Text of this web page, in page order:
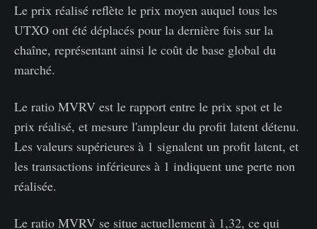
Le prix réalisé reflète le prix moyen auquel tous les
UTXO ont été déplacés pour la dernière fois sur la
chaîne, représentant ainsi le coût de base global du
marché.
Le ratio MVRV est le rapport entre le prix spot et le
prix réalisé, et mesure l'ampleur du profit latent détenu.
Les valeurs supérieures à 1 signalent un profit latent, et
les transactions inférieures à 1 indiquent une perte non
réalisée.
Le ratio MVRV se situe actuellement à 1,32, ce qui